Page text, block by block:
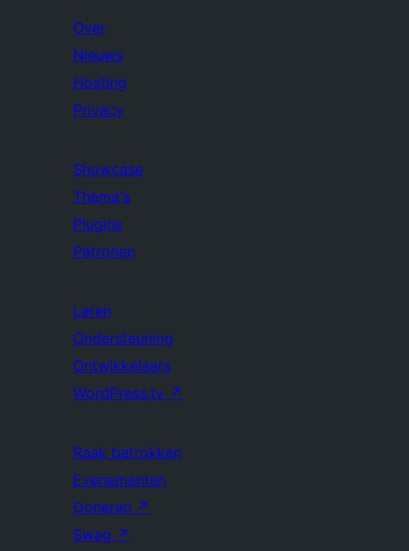
Over
Nieuws
Hosting
Privacy
Showcase
Thema's
Plugins
Patronen
Leren
Ondersteuning
Ontwikkelaars
WordPress.tv ↗
Raak betrokken
Evenementen
Doneren ↗
Swag ↗